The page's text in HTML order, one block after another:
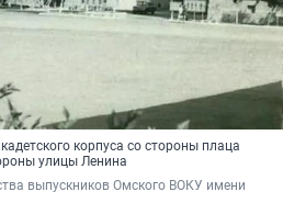
корпуса со стороны плаца
улицы Ленина
выпускников Омского ВОКУ имени